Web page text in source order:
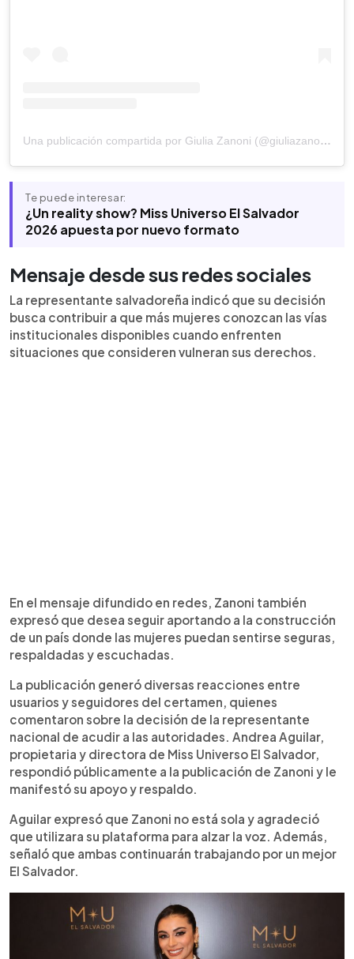
Una publicación compartida por Giulia Zanoni (@giuliazanoniofficial)
Te puede interesar:
¿Un reality show? Miss Universo El Salvador
2026 apuesta por nuevo formato
Mensaje desde sus redes sociales
La representante salvadoreña indicó que su decisión
busca contribuir a que más mujeres conozcan las vías
institucionales disponibles cuando enfrenten
situaciones que consideren vulneran sus derechos.
En el mensaje difundido en redes, Zanoni también
expresó que desea seguir aportando a la construcción
de un país donde las mujeres puedan sentirse seguras,
respaldadas y escuchadas.
La publicación generó diversas reacciones entre
usuarios y seguidores del certamen, quienes
comentaron sobre la decisión de la representante
nacional de acudir a las autoridades. Andrea Aguilar,
propietaria y directora de Miss Universo El Salvador,
respondió públicamente a la publicación de Zanoni y le
manifestó su apoyo y respaldo.
Aguilar expresó que Zanoni no está sola y agradeció
que utilizara su plataforma para alzar la voz. Además,
señaló que ambas continuarán trabajando por un mejor
El Salvador.